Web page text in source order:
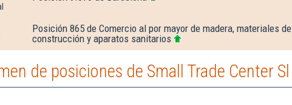
Posición 865 de Comercio al por mayor de madera, materiales de
construcción y aparatos sanitarios
de posiciones de Small Trade Center Sl